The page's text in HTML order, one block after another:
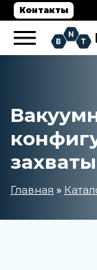
Контакты
захваты
Главная »